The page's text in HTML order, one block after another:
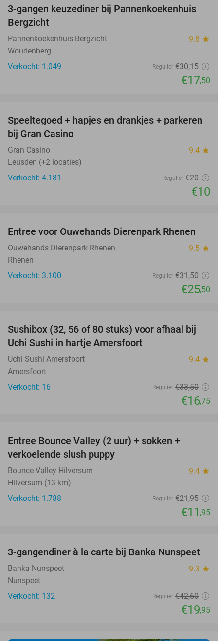
42%
3-gangen keuzediner bij Pannenkoekenhuis
Bergzicht
Pannenkoekenhuis Bergzicht 9.8 star
Woudenberg
Verkocht: 1.049
Regulier €30,15
€17,50
50%
Speeltegoed + hapjes en drankjes + parkeren
bij Gran Casino
Gran Casino 9.4 star
Leusden (+2 locaties)
Verkocht: 4.181
Regulier €20
€10
19%
Entree voor Ouwehands Dierenpark Rhenen
Ouwehands Dierenpark Rhenen 9.5 star
Rhenen
Verkocht: 3.100
Regulier €31,50
€25,50
50%
Sushibox (32, 56 of 80 stuks) voor afhaal bij
Uchi Sushi in hartje Amersfoort
Uchi Sushi Amersfoort 9.4 star
Amersfoort
Verkocht: 16
Regulier €33,50
€16,75
Entree Bounce Valley (2 uur) + sokken +
verkoelende slush puppy
Bounce Valley Hilversum 9.4 star
Hilversum (13 km)
Verkocht: 1.788
Regulier €21,95
€11 ,95
53%
3-gangendiner à la carte bij Banka Nunspeet
Banka Nunspeet 9.3 star
Nunspeet
Verkocht: 132
Regulier €42,60
€19,95